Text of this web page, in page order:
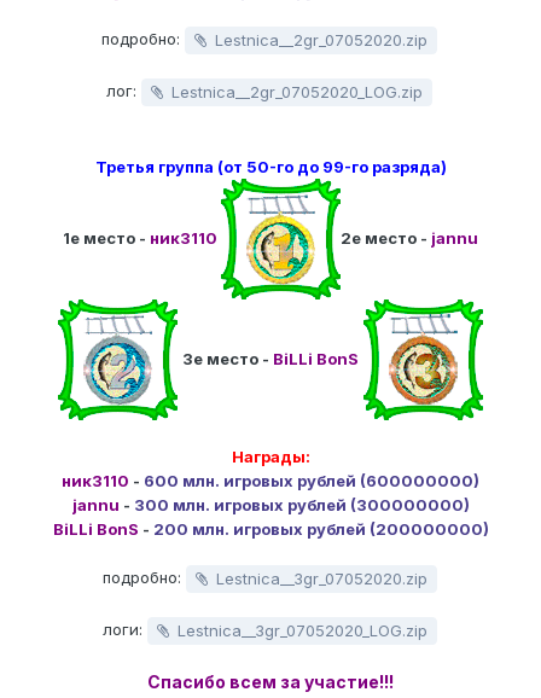
подробно: Lestnica__2gr_07052020.zip
лог: Lestnica__2gr_07052020_LOG.zip
Третья группа (от 50-го до 99-го разряда)
1е место - ник3110 2е место - jannu
3е место - BiLLi BonS
Награды:
ник3110 - 600 млн. игровых рублей (600000000)
jannu - 300 млн. игровых рублей (300000000)
BiLLi BonS - 200 млн. игровых рублей (200000000)
подробно: Lestnica__3gr_07052020.zip
логи: Lestnica__3gr_07052020_LOG.zip
Спасибо всем за участие!!!